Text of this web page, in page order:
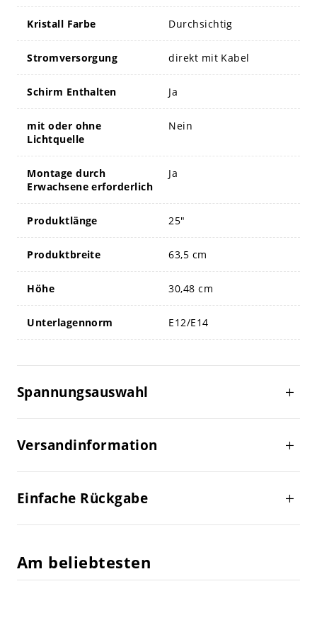
Kristall Farbe Durchsichtig
Stromversorgung direkt mit Kabel
Schirm Enthalten Ja
mit oder ohne
Lichtquelle
Nein
Montage durch
Erwachsene erforderlich
Ja
Produktlänge 25"
Produktbreite 63,5 cm
Höhe 30,48 cm
Unterlagennorm E12/E14
Spannungsauswahl
Versandinformation
Einfache Rückgabe
Am beliebtesten